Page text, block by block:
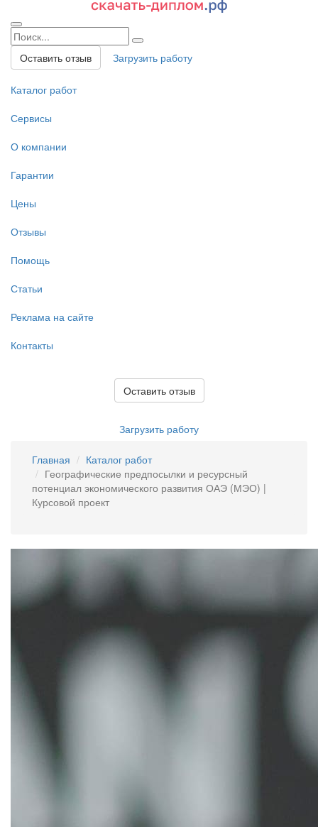
Оставить отзыв Загрузить работу
Каталог работ
Сервисы
О компании
Гарантии
Цены
Отзывы
Помощь
Статьи
Реклама на сайте
Контакты
Оставить отзыв
Загрузить работу
Главная
Каталог работ
Географические предпосылки и ресурсный
потенциал экономического развития ОАЭ (МЭО) |
Курсовой проект